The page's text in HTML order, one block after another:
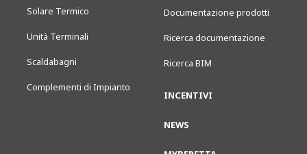
Solare Termico
Unità Terminali
Scaldabagni
Complementi di Impianto
Documentazione prodotti
Ricerca documentazione
Ricerca BIM
INCENTIVI
NEWS